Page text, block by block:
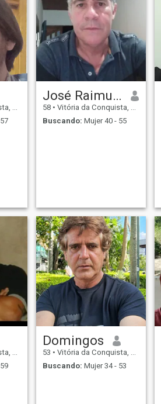
José Raimundo Lopes carneiro
58 • Vitória da Conquista, Bahia, Brasil
Buscando: Mujer 40 - 55
Domingos
53 • Vitória da Conquista, Bahia, Brasil
Buscando: Mujer 34 - 53